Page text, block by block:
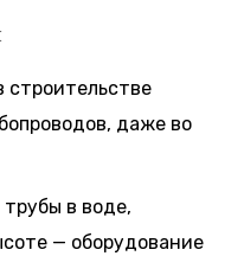
строительстве
даже во
в воде,
— оборудование